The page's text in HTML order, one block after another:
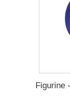
Figurine